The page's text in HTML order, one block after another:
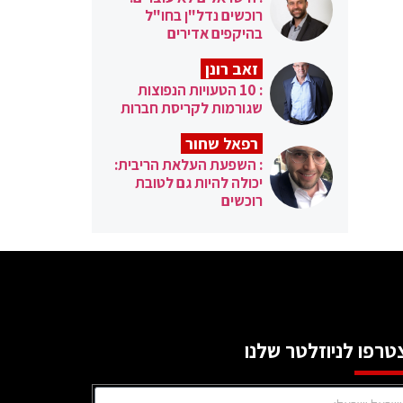
רוכשים נדל"ן בחו"ל
בהיקפים אדירים
זאב רונן
: 10 הטעויות הנפוצות
שגורמות לקריסת חברות
רפאל שחור
: השפעת העלאת הריבית:
יכולה להיות גם לטובת
רוכשים
לניוזלטר שלנו